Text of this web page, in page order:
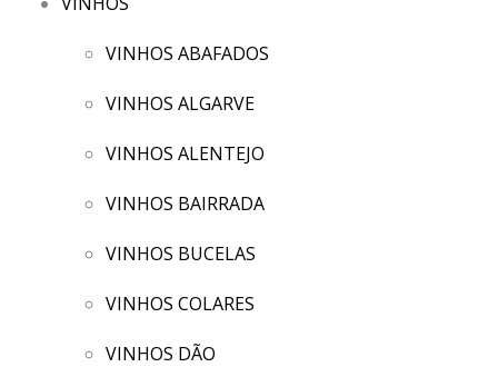
VINHOS ABAFADOS
VINHOS ALGARVE
VINHOS ALENTEJO
VINHOS BAIRRADA
VINHOS BUCELAS
VINHOS COLARES
VINHOS DÃO